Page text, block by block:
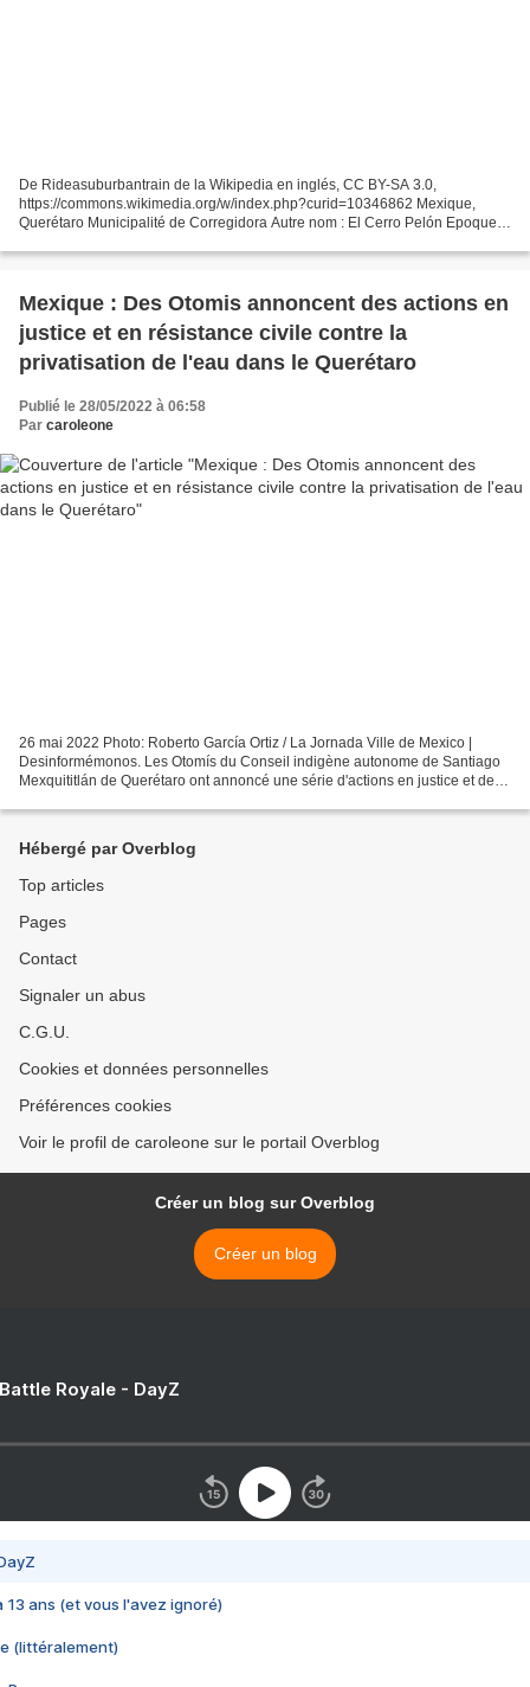
De Rideasuburbantrain de la Wikipedia en inglés, CC BY-SA 3.0,
https://commons.wikimedia.org/w/index.php?curid=10346862 Mexique,
Querétaro Municipalité de Corregidora Autre nom : El Cerro Pelón Epoque :
Mexique : Des Otomis annoncent des actions en
justice et en résistance civile contre la
privatisation de l'eau dans le Querétaro
Publié le 28/05/2022 à 06:58
Par caroleone
26 mai 2022 Photo: Roberto García Ortiz / La Jornada Ville de Mexico |
Desinformémonos. Les Otomís du Conseil indigène autonome de Santiago
Mexquititlán de Querétaro ont annoncé une série d'actions en justice et de
Hébergé par Overblog
Top articles
Pages
Contact
Signaler un abus
C.G.U.
Cookies et données personnelles
Préférences cookies
Voir le profil de caroleone sur le portail Overblog
Créer un blog sur Overblog
Créer un blog
Royale - DayZ
13 ans (et vous l'avez ignoré)
(littéralement)